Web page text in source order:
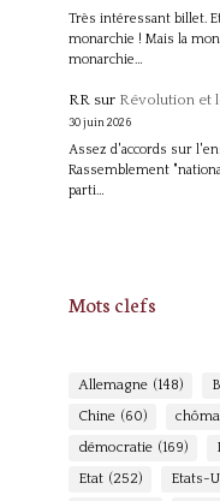
Très intéressant billet.
monarchie ! Mais la
monarchie…
RR sur Révolution et
30 juin 2026
Assez d'accords sur
Rassemblement
parti…
Mots clefs
Allemagne (148)
Chine (60)
démocratie (169)
Etat (252) Etats-